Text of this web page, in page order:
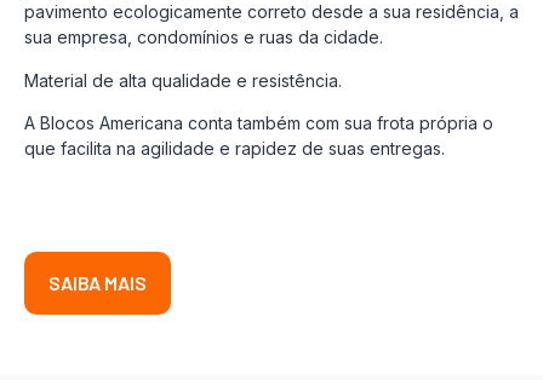
pavimento ecologicamente correto desde a sua residência, a
sua empresa, condomínios e ruas da cidade.
Material de alta qualidade e resistência.
A Blocos Americana conta também com sua frota própria o
que facilita na agilidade e rapidez de suas entregas.
SAIBA MAIS